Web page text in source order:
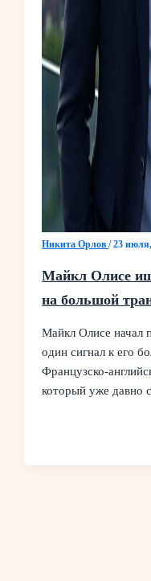
Никита Орлов/23
Майкл Олисе
на большой
Майкл Олисе начал
один сигнал к его
Французско-
который уже давно